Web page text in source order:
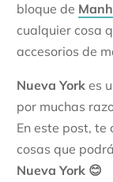
bloque de
cualquier cosa
accesorios de
Nueva York es
por muchas
En este post,
cosas que
Nueva York 😊